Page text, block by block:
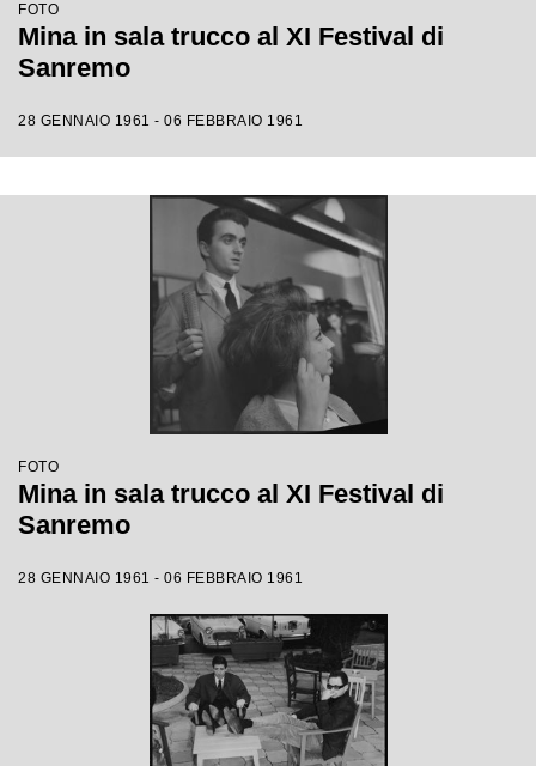
FOTO
Mina in sala trucco al XI Festival di
Sanremo
28 GENNAIO 1961 - 06 FEBBRAIO 1961
FOTO
Mina in sala trucco al XI Festival di
Sanremo
28 GENNAIO 1961 - 06 FEBBRAIO 1961